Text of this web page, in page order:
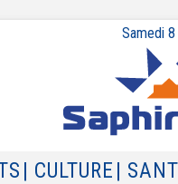
Samedi
| CULTURE |